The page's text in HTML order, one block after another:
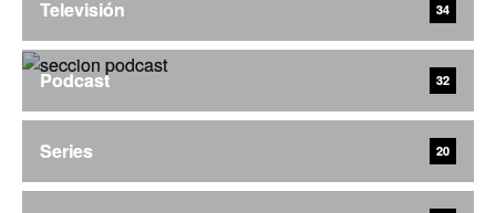
Televisión 34
Podcast 32
Series 20